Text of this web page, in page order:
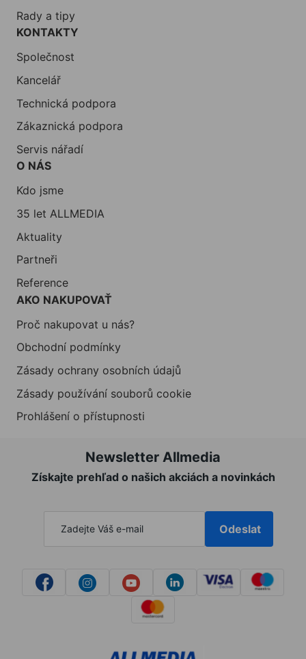
Rady a tipy
KONTAKTY
Společnost
Kancelář
Technická podpora
Zákaznická podpora
Servis nářadí
O NÁS
Kdo jsme
35 let ALLMEDIA
Aktuality
Partneři
Reference
AKO NAKUPOVAŤ
Proč nakupovat u nás?
Obchodní podmínky
Zásady ochrany osobních údajů
Zásady používání souborů cookie
Prohlášení o přístupnosti
Newsletter Allmedia
Získajte prehľad o našich akciách a novinkách
Odeslat